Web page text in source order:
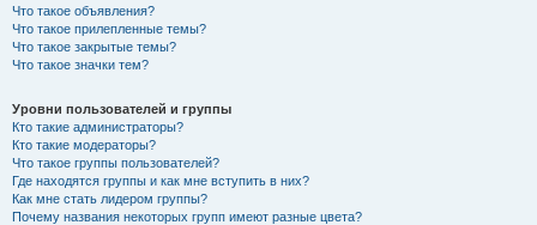
Что такое объявления?
Что такое прилепленные темы?
Что такое закрытые темы?
Что такое значки тем?
Уровни пользователей и группы
Кто такие администраторы?
Кто такие модераторы?
Что такое группы пользователей?
Где находятся группы и как мне вступить в них?
Как мне стать лидером группы?
Почему названия некоторых групп имеют разные цвета?